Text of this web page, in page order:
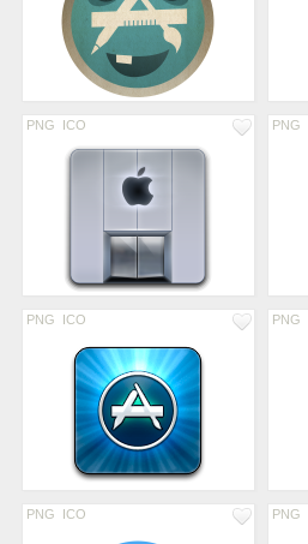
PNG ICO PNG
PNG ICO PNG
PNG ICO PNG